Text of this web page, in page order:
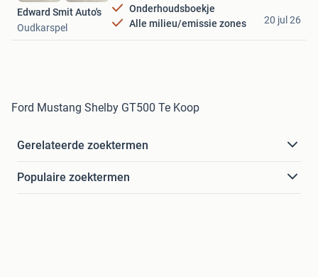
Onderhoudsboekje
Alle milieu/emissie zones
Edward Smit Auto's
Oudkarspel
20 jul 26
Ford Mustang Shelby GT500 Te Koop
Gerelateerde zoektermen
Populaire zoektermen